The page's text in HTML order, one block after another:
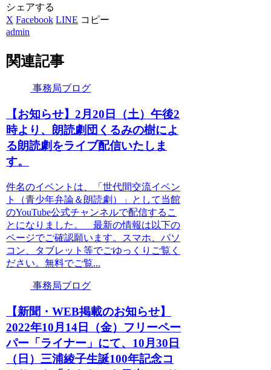
シェアする
X Facebook LINE コピー
admin
関連記事
事務局ブログ
【お知らせ】2月20日（土）午後2
時より、朗読劇団くるみの樹によ
る朗読劇をライブ配信いたしま
す。
件名のイベントは、「世代間交流イベン
ト（青少年弁論＆朗読劇）」として当館
のYouTube公式チャンネルで配信するこ
とになりました。 最新の情報は以下の
ページでご確認願います。スマホ、パソ
コン、タブレット等でごゆっくりご覧く
ださい。無料でご覧...
事務局ブログ
【新聞・WEB掲載のお知らせ】
2022年10月14日（金）フリーペー
パー「ライナー」にて、10月30日
（日）三浦綾子生誕100年記念コ